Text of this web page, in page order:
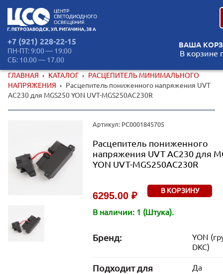
+7 (921) 228-22-15
ПН-ПТ: 9:00 — 19:00
СБ: 10.00 — 17.00
ВАША
В корзине
ГЛАВНАЯ КАТАЛОГ
РАСЦЕПИТЕЛЬ МИНИМАЛЬНОГО
НАПРЯЖЕНИЯ
Расцепитель пониженного напряжения UVT
AC230 для MGS250 YON UVT-MGS250AC230R
Артикул: РС0001845705
Расцепитель пониженного
напряжения UVT AC230 для
YON UVT-MGS250AC230R
6295.00 ₽ В КОРЗИНУ
В наличии: 1 (Штука).
Бренд:
YON
DKC)
Подходит для
Да